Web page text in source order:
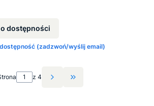
dostępności
(zadzwoń/wyślij email)
z 4 Przejdź do ostatniej